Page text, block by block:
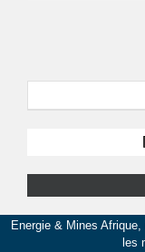
Energie & Mines Afrique,
les